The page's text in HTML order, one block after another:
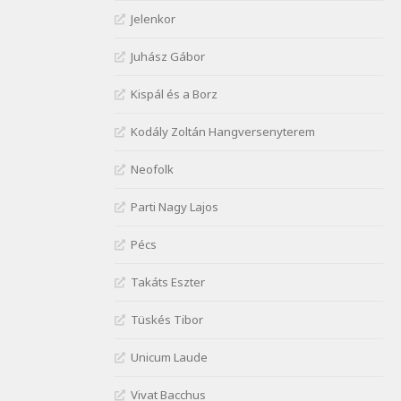
Janus Pannonius:
Névváltoztatásáról
Szélkiáltó
tavasszal
József Attila: Hajad az ujjamé
Szélkiáltó
Szélkiáltó
József Attila: Mikor az uccán
József Attila: Minden s
Szélkiáltó
József Attila: Mióta elmentél
Jelenkor
Juhász Gábor
Kispál és a Borz
Kodály Zoltán Hangversenyterem
Neofolk
Parti Nagy Lajos
Pécs
Takáts Eszter
Tüskés Tibor
Unicum Laude
Vivat Bacchus